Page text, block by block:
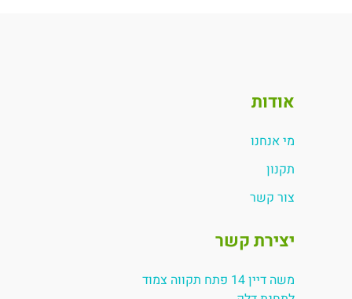
אודות
מי אנחנו
תקנון
צור קשר
יצירת קשר
משה דיין 14 פתח תקווה צמוד